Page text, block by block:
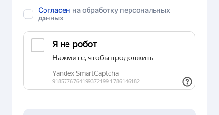
Согласен на обработку персональных
данных